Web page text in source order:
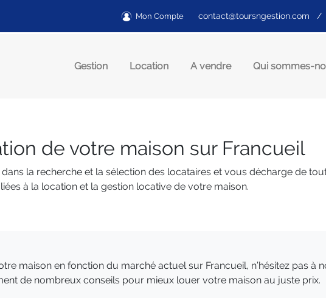
Mon Compte contact@toursngestion.com /
Gestion Location A vendre Qui sommes-
de votre maison sur Francueil
la recherche et la sélection des locataires et vous décharge de
à la location et la gestion locative de votre maison.
maison en fonction du marché actuel sur Francueil, n’hésitez pas à
de nombreux conseils pour mieux louer votre maison au juste prix.